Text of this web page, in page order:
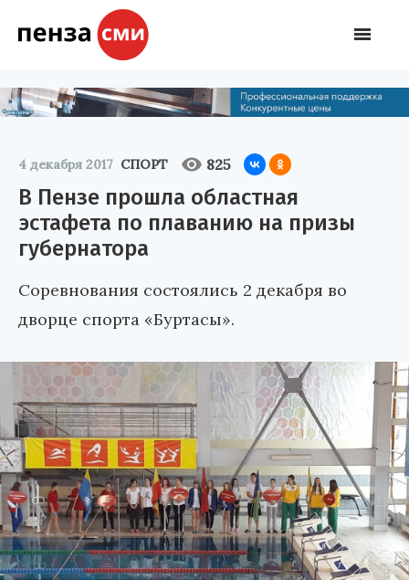
4 декабря 2017 СПОРТ 825
В Пензе прошла областная
эстафета по плаванию на призы
губернатора
Соревнования состоялись 2 декабря во
дворце спорта «Буртасы».